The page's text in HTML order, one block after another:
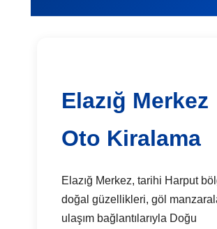
Elazığ Merkez
Oto Kiralama
Elazığ Merkez, tarihi Harput
doğal güzellikleri, göl
ulaşım bağlantılarıyla Doğu